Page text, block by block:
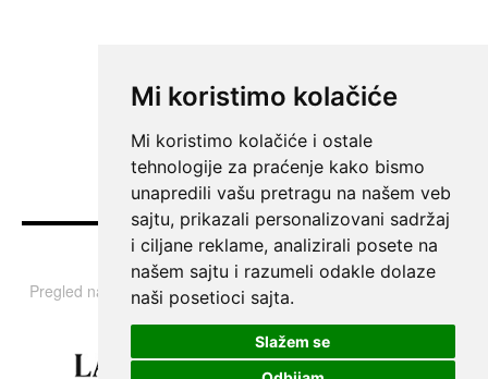
Mi koristimo kolačiće
Mi koristimo kolačiće i ostale
tehnologije za praćenje kako bismo
unapredili vašu pretragu na našem veb
sajtu, prikazali personalizovani sadržaj
i ciljane reklame, analizirali posete na
našem sajtu i razumeli odakle dolaze
naši posetioci sajta.
Slažem se
Vesti
Pregled najvažnijih informacija i tema iz Srbije, regiona i sveta.